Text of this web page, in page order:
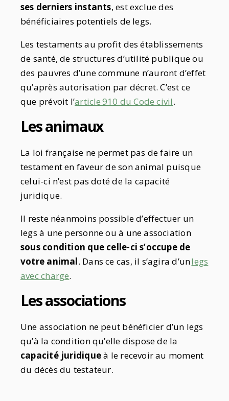
ses derniers instants, est exclue des
bénéficiaires potentiels de legs.
Les testaments au profit des établissements
de santé, de structures d’utilité publique ou
des pauvres d’une commune n’auront d’effet
qu’après autorisation par décret. C’est ce
que prévoit l’article 910 du Code civil.
Les animaux
La loi française ne permet pas de faire un
testament en faveur de son animal puisque
celui-ci n’est pas doté de la capacité
juridique.
Il reste néanmoins possible d’effectuer un
legs à une personne ou à une association
sous condition que celle-ci s’occupe de
votre animal. Dans ce cas, il s’agira d’unlegs
avec charge.
Les associations
Une association ne peut bénéficier d’un legs
qu’à la condition qu’elle dispose de la
capacité juridiqueà le recevoir au moment
du décès du testateur.